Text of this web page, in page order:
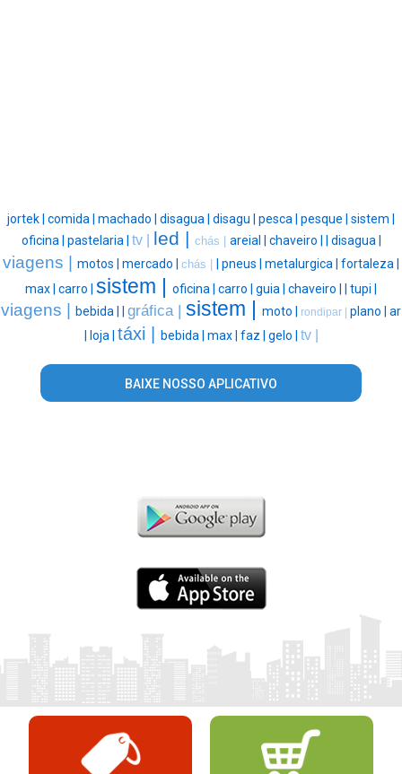
jortek | comida | machado | disagua | disagu | pesca | pesque | sistem |
oficina | pastelaria | tv | led | chás | areial | chaveiro | | disagua |
viagens | motos | mercado | chás | | pneus | metalurgica | fortaleza |
max | carro | sistem | oficina | carro | guia | chaveiro | | tupi |
viagens | bebida | | gráfica | sistem | moto | rondipar | plano | ar
| loja | táxi | bebida | max | faz | gelo | tv |
BAIXE NOSSO APLICATIVO